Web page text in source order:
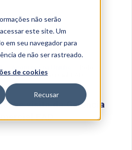
não serão
este site. Um
em seu navegador para
de não ser rastreado.
de cookies
Recusar
Gerência Comercial EAD
visita da Gerência
EAD